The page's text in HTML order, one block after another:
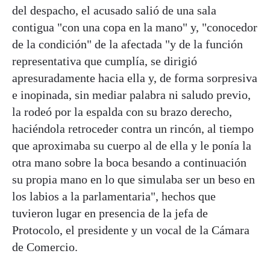
del despacho, el acusado salió de una sala
contigua "con una copa en la mano" y, "conocedor
de la condición" de la afectada "y de la función
representativa que cumplía, se dirigió
apresuradamente hacia ella y, de forma sorpresiva
e inopinada, sin mediar palabra ni saludo previo,
la rodeó por la espalda con su brazo derecho,
haciéndola retroceder contra un rincón, al tiempo
que aproximaba su cuerpo al de ella y le ponía la
otra mano sobre la boca besando a continuación
su propia mano en lo que simulaba ser un beso en
los labios a la parlamentaria", hechos que
tuvieron lugar en presencia de la jefa de
Protocolo, el presidente y un vocal de la Cámara
de Comercio.